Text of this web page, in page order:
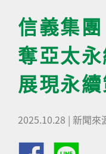
信義集團
奪亞太
展現永
2025.10.28 | 新聞來